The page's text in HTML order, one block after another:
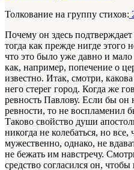
Толкование на группу стихов:
Почему он здесь подтверждает
тогда как прежде нигде этого
что это было уже давно и мало
как, например, попечение о
известно. Итак, смотри,
него стерег город. Когда же
ревность Павлову. Если бы
ревности, то не воспламенил
Таково свойство души
никогда не колебаться, но
мужественно, однако, не
не бежать им навстречу.
средство согласился он,